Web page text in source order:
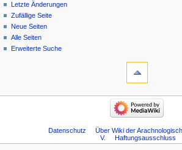
Letzte Änderungen
Zufällige Seite
Neue Seiten
Alle Seiten
Erweiterte Suche
Datenschutz
Über Wiki der
V.
Haftungsausschluss